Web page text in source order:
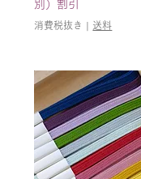
別）割引
消費税抜き | 送料